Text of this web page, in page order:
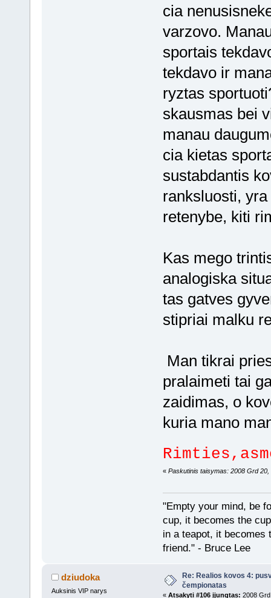
cia
varzovo.
sportais
tekdavo ir
ryztas
skausmas bei
manau
cia kietas
sustabdantis
ranksluosti,
retenybe, kiti
Kas mego
analogiska
tas gatves
stipriai malku
Man tikrai
pralaimeti tai
zaidimas, o
kuria mano
« Paskutinis taisymas: 2008 Grd 20,
"Empty your mind, be
cup, it becomes the
in a teapot, it becomes
friend." - Bruce Lee
dziudoka
Auksinis VIP narys
Re: Realios kovos 4:
čempionatas
« Atsakyti #106 įjungtas: 2008